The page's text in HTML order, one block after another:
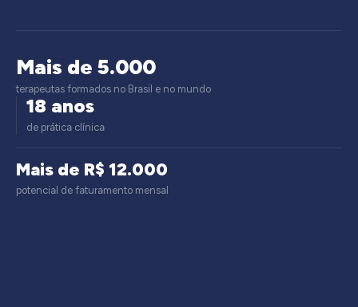
Mais de 5.000
terapeutas formados no Brasil e no mundo
18 anos
de prática clínica
Mais de R$ 12.000
potencial de faturamento mensal